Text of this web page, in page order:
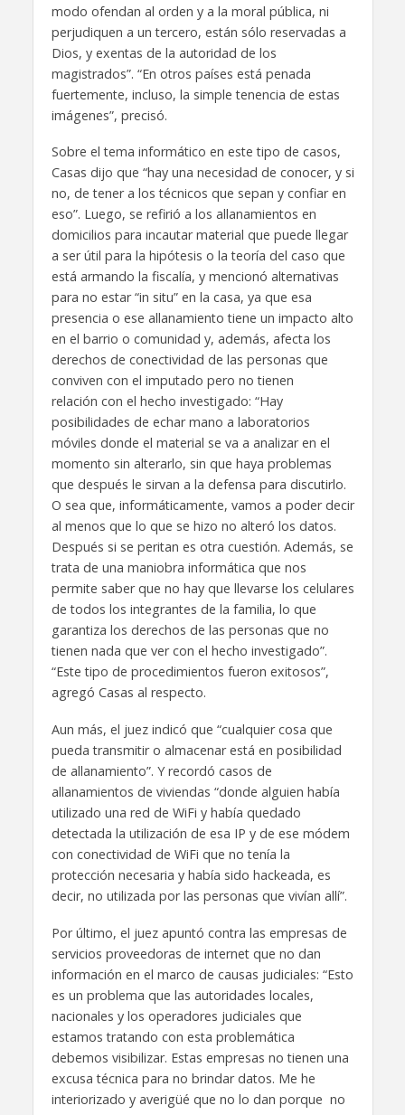
modo ofendan al orden y a la moral pública, ni
perjudiquen a un tercero, están sólo reservadas a
Dios, y exentas de la autoridad de los
magistrados”. “En otros países está penada
fuertemente, incluso, la simple tenencia de estas
imágenes”, precisó.
Sobre el tema informático en este tipo de casos,
Casas dijo que “hay una necesidad de conocer, y si
no, de tener a los técnicos que sepan y confiar en
eso”. Luego, se refirió a los allanamientos en
domicilios para incautar material que puede llegar
a ser útil para la hipótesis o la teoría del caso que
está armando la fiscalía, y mencionó alternativas
para no estar “in situ” en la casa, ya que esa
presencia o ese allanamiento tiene un impacto alto
en el barrio o comunidad y, además, afecta los
derechos de conectividad de las personas que
conviven con el imputado pero no tienen
relación con el hecho investigado: “Hay
posibilidades de echar mano a laboratorios
móviles donde el material se va a analizar en el
momento sin alterarlo, sin que haya problemas
que después le sirvan a la defensa para discutirlo.
O sea que, informáticamente, vamos a poder decir
al menos que lo que se hizo no alteró los datos.
Después si se peritan es otra cuestión. Además, se
trata de una maniobra informática que nos
permite saber que no hay que llevarse los celulares
de todos los integrantes de la familia, lo que
garantiza los derechos de las personas que no
tienen nada que ver con el hecho investigado”.
“Este tipo de procedimientos fueron exitosos”,
agregó Casas al respecto.
Aun más, el juez indicó que “cualquier cosa que
pueda transmitir o almacenar está en posibilidad
de allanamiento”. Y recordó casos de
allanamientos de viviendas “donde alguien había
utilizado una red de WiFi y había quedado
detectada la utilización de esa IP y de ese módem
con conectividad de WiFi que no tenía la
protección necesaria y había sido hackeada, es
decir, no utilizada por las personas que vivían allí”.
Por último, el juez apuntó contra las empresas de
servicios proveedoras de internet que no dan
información en el marco de causas judiciales: “Esto
es un problema que las autoridades locales,
nacionales y los operadores judiciales que
estamos tratando con esta problemática
debemos visibilizar. Estas empresas no tienen una
excusa técnica para no brindar datos. Me he
interiorizado y averigüé que no lo dan porque no